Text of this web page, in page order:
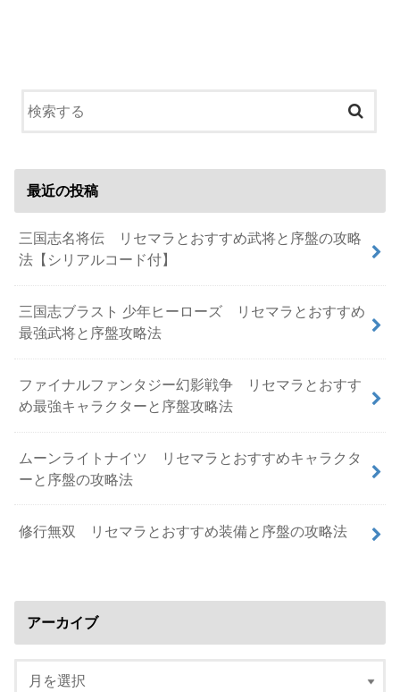
最近の投稿
三国志名将伝 リセマラとおすすめ武将と序盤の攻略
法【シリアルコード付】
三国志ブラスト 少年ヒーローズ リセマラとおすすめ
最強武将と序盤攻略法
ファイナルファンタジー幻影戦争 リセマラとおすす
め最強キャラクターと序盤攻略法
ムーンライトナイツ リセマラとおすすめキャラクタ
ーと序盤の攻略法
修行無双 リセマラとおすすめ装備と序盤の攻略法
アーカイブ